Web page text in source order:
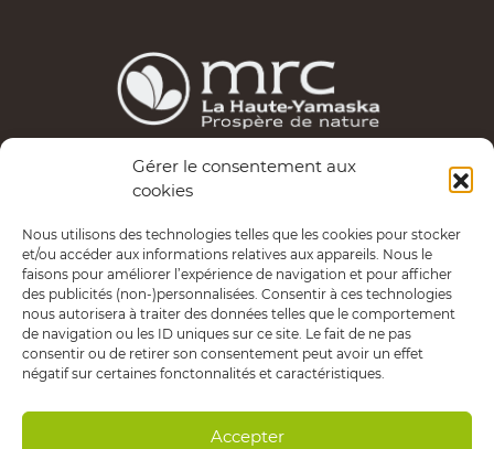
Gérer le consentement aux
cookies
Nous utilisons des technologies telles que les cookies pour stocker
et/ou accéder aux informations relatives aux appareils. Nous le
faisons pour améliorer l’expérience de navigation et pour afficher
des publicités (non-)personnalisées. Consentir à ces technologies
nous autorisera à traiter des données telles que le comportement
de navigation ou les ID uniques sur ce site. Le fait de ne pas
consentir ou de retirer son consentement peut avoir un effet
négatif sur certaines fonctonnalités et caractéristiques.
Accepter
Les services d’Entrepreneuriat Haute-Yamaska sont
Yamaska.
Politique de confidentialité
Tous droits réservés.